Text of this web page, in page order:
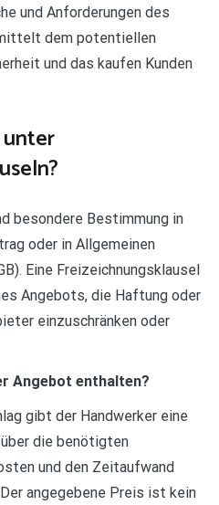
und Anforderungen des
dem potentiellen
und das kaufen Kunden
besondere Bestimmung in
oder in Allgemeinen
Eine Freizeichnungsklausel
Angebots, die Haftung oder
einzuschränken oder
Angebot enthalten?
gibt der Handwerker eine
die benötigten
und den Zeitaufwand
angegebene Preis ist kein